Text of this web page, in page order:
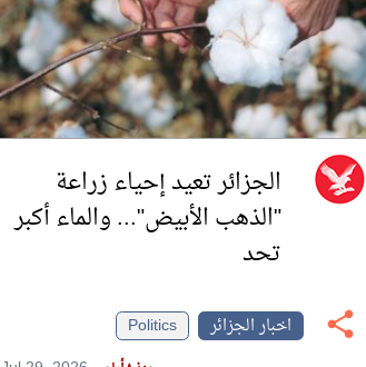
الجزائر تعيد إحياء زراعة
"الذهب الأبيض"... والماء أكبر
تحد
اخبار الجزائر
Politics